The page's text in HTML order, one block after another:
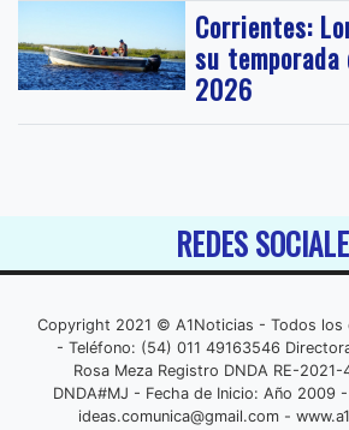
Corrientes:
su temporada
2026
REDES
Copyright 2021 © A1Noticias - Todos los
- Teléfono: (54) 011 49163546
Rosa Meza Registro DNDA RE-
DNDA#MJ - Fecha de Inicio: Año 2009
ideas.comunica@gmail.com-